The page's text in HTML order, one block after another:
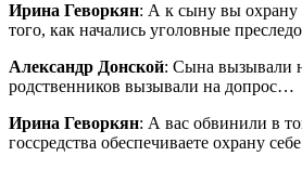
Ирина Геворкян: А к сыну вы охрану
того, как начались уголовные
Александр Донской: Сына вызывали
родственников вызывали на допрос…
Ирина Геворкян: А вас обвинили в
госсредства обеспечиваете охрану